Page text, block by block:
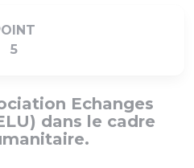
5
Echanges
dans le cadre